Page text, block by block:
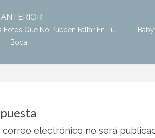
Fotos Que No Pueden Faltar En Tu
Boda
correo electrónico no será